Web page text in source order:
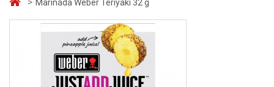
Marináda Weber Teriyaki 32 g